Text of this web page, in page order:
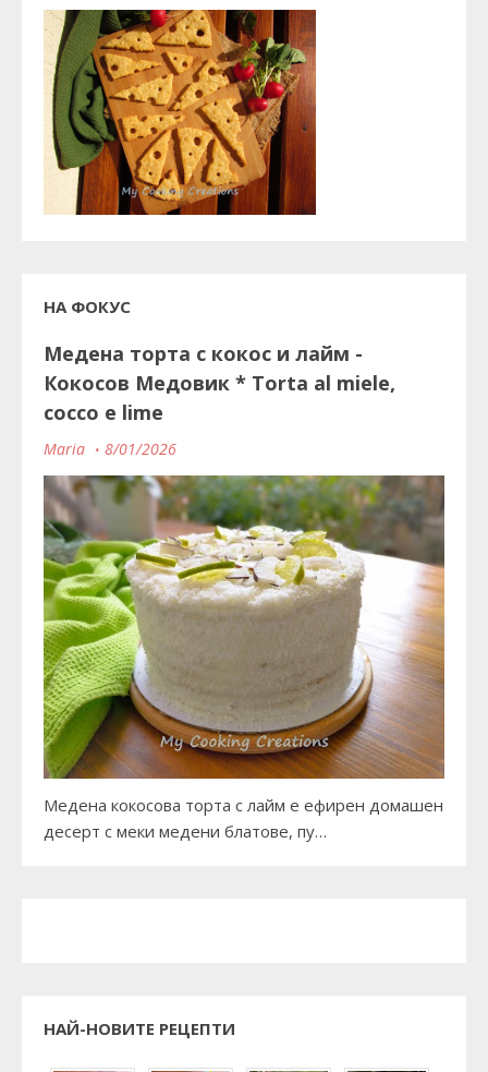
НА ФОКУС
Медена торта с кокос и лайм -
Кокосов Медовик * Torta al miele,
cocco e lime
Maria 8/01/2026
Медена кокосова торта с лайм е ефирен домашен
десерт с меки медени блатове, пу…
НАЙ-НОВИТЕ РЕЦЕПТИ